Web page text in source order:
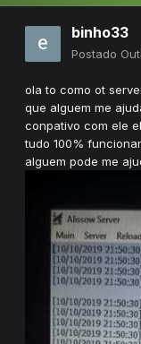
binho33
Postado
ola to como ot
que alguem me
conpativo com ele
tudo 100%
alguem pode me